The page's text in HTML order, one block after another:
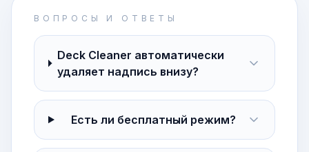
ВОПРОСЫ И ОТВЕТЫ
Deck Cleaner автоматически
удаляет надпись внизу?
Есть ли бесплатный режим?